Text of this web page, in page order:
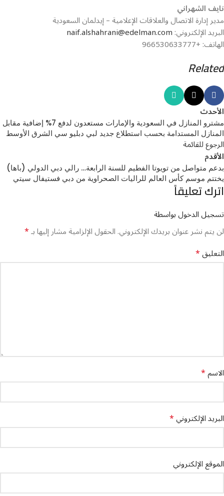
نايف الشهراني
مدير إدارة الاتصال والعلاقات الإعلامية – إيدلمان السعودية
البريد الإلكتروني:naif.alshahrani@edelman.com
الهاتف: +966530633777
Related
الأحدث
مشترو المنازل في السعودية والإمارات مستعدون لدفع 7% إضافية مقابل
المنازل المستدامة بحسب استطلاع جديد لبي دبليو سي الشرق الأوسط
الرجوع للقائمة
الأقدم
بدعم متواصل من تويوتا الفطيم للسنة الرابعة… رالي دبي الدولي (باها)
يختتم موسم كأس العالم للراليات الصحراوية من دبي فستيفال سيتي
اترك تعليقاً
تسجيل الدخول بواسطة
لن يتم نشر عنوان بريدك الإلكتروني.الحقول الإلزامية مشار إليها بـ*
التعليق*
الاسم*
البريد الإلكتروني*
الموقع الإلكتروني